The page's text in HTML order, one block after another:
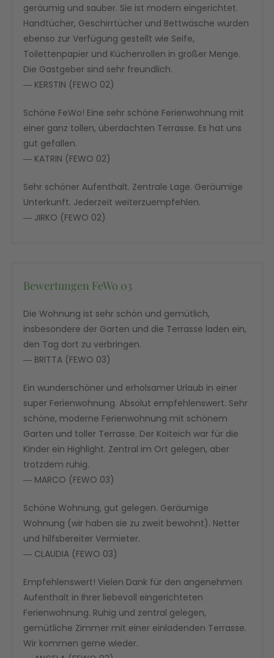
geräumig und sauber. Sie ist modern eingerichtet.
Handtücher, Geschirrtücher und Bettwäsche wurden
ebenso zur Verfügung gestellt wie Seife,
Toilettenpapier und Küchenrollen in großer Menge.
Die Gastgeber sind sehr freundlich.
― KERSTIN (FEWO 02)
Schöne FeWo! Eine sehr schöne Ferienwohnung mit
einer ganz tollen, überdachten Terrasse. Es hat uns
gut gefallen.
― KATRIN (FEWO 02)
Sehr schöner Aufenthalt. Zentrale Lage. Geräumige
Unterkunft. Jederzeit weiterzuempfehlen.
― JIRKO (FEWO 02)
Bewertungen FeWo 03
Die Wohnung ist sehr schön und gemütlich,
insbesondere der Garten und die Terrasse laden ein,
den Tag dort zu verbringen.
― BRITTA (FEWO 03)
Ein wunderschöner und erholsamer Urlaub in einer
super Ferienwohnung. Absolut empfehlenswert. Sehr
schöne, moderne Ferienwohnung mit schönem
Garten und toller Terrasse. Der Koiteich war für die
Kinder ein Highlight. Zentral im Ort gelegen, aber
trotzdem ruhig.
― MARCO (FEWO 03)
Schöne Wohnung, gut gelegen. Geräumige
Wohnung (wir haben sie zu zweit bewohnt). Netter
und hilfsbereiter Vermieter.
― CLAUDIA (FEWO 03)
Empfehlenswert! Vielen Dank für den angenehmen
Aufenthalt in Ihrer liebevoll eingerichteten
Ferienwohnung. Ruhig und zentral gelegen,
gemütliche Zimmer mit einer einladenden Terrasse.
Wir kommen gerne wieder.